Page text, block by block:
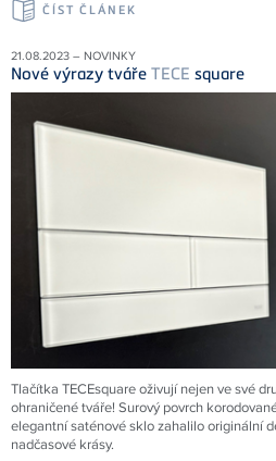
ČÍST ČLÁNEK
21.08.2023 – NOVINKY
Nové výrazy tváře TECE square
Tlačítka TECEsquare oživují nejen ve své
ohraničené tváře! Surový povrch
elegantní saténové sklo zahalilo originální
nadčasové krásy.